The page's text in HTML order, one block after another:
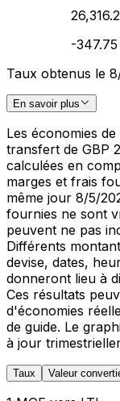
-
Taux obtenus le
En savoir plus
Les économies
transfert de GBP
calculées en
marges et frais
même jour 8/5/
fournies ne sont
peuvent ne pas
Différents
devise, dates,
donneront lieu à
Ces résultats
d'économies
de guide. Le
à jour
Taux Valeur